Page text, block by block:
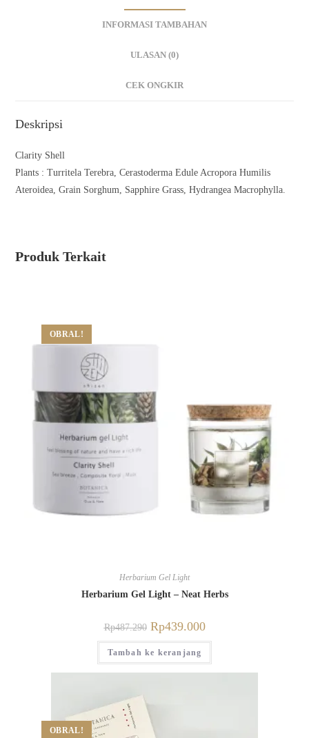
INFORMASI TAMBAHAN
ULASAN (0)
CEK ONGKIR
Deskripsi
Clarity Shell
Plants : Turritela Terebra, Cerastoderma Edule Acropora Humilis
Ateroidea, Grain Sorghum, Sapphire Grass, Hydrangea Macrophylla.
Produk Terkait
OBRAL!
Herbarium Gel Light
Herbarium Gel Light – Neat Herbs
Rp487.290 Rp439.000
Tambah ke keranjang
OBRAL!